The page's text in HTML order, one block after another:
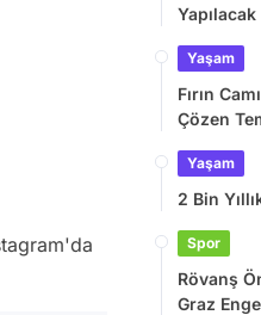
Yaşam
Fırın
Çözen
Yaşam
2 Bin
Spor
Rövanş
Graz